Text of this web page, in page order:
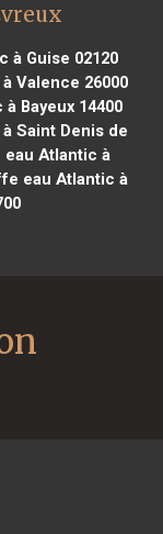
à Guise 02120
Valence 26000
Bayeux 14400
Saint Denis de
Atlantic à
eau Atlantic à